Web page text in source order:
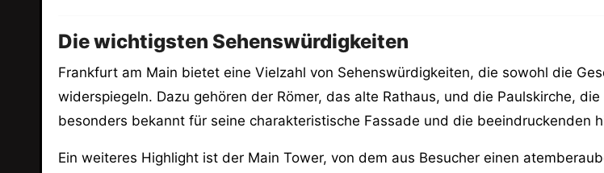
Die wichtigsten Sehenswürdigkeiten
Frankfurt am Main bietet eine Vielzahl von Sehenswürdigkeiten, die sowohl die
widerspiegeln. Dazu gehören der Römer, das alte Rathaus, und die Paulskirche,
besonders bekannt für seine charakteristische Fassade und die beeindruckenden
Ein weiteres Highlight ist der Main Tower, von dem aus Besucher einen